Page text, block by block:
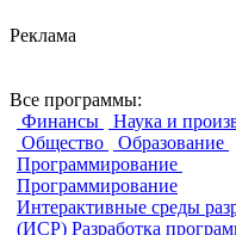
Реклама
Все программы:
Финансы
Наука и
Общество
Образование
Программирование
Программирование
Интерактивные среды
(ИСР) Разработка